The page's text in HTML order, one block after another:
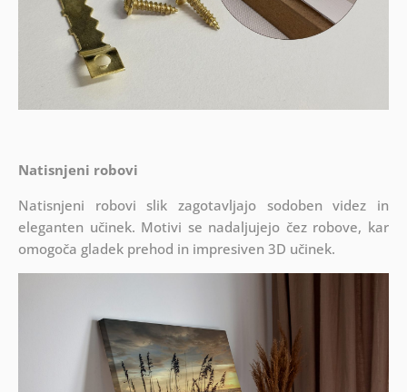
Natisnjeni robovi
Natisnjeni robovi slik zagotavljajo sodoben videz in
eleganten učinek. Motivi se nadaljujejo čez robove, kar
omogoča gladek prehod in impresiven 3D učinek.